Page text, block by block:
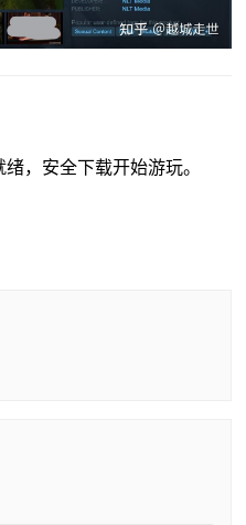
，安全下载开始游玩。